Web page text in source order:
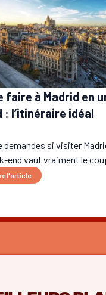
faire à Madrid en
: l’itinéraire idéal
demandes si visiter
end vaut vraiment le
l'article